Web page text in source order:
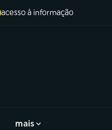
acesso à informação
mais